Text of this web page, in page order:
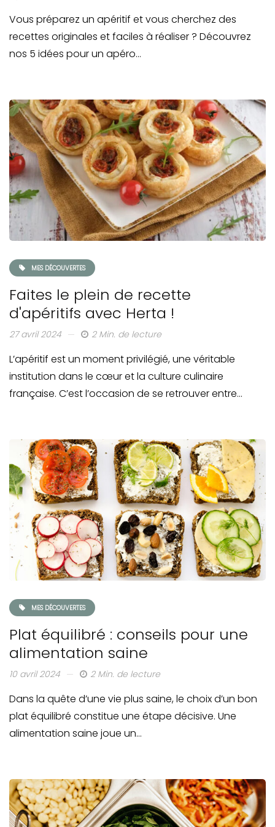
Vous préparez un apéritif et vous cherchez des
recettes originales et faciles à réaliser ? Découvrez
nos 5 idées pour un apéro…
MES DÉCOUVERTES
Faites le plein de recette
d'apéritifs avec Herta !
27 avril 2024 2 Min. de lecture
L’apéritif est un moment privilégié, une véritable
institution dans le cœur et la culture culinaire
française. C’est l’occasion de se retrouver entre…
MES DÉCOUVERTES
Plat équilibré : conseils pour une
alimentation saine
10 avril 2024 2 Min. de lecture
Dans la quête d’une vie plus saine, le choix d’un bon
plat équilibré constitue une étape décisive. Une
alimentation saine joue un…